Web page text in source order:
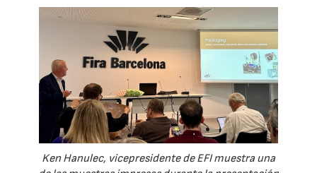
Ken Hanulec, vicepresidente de EFI muestra una